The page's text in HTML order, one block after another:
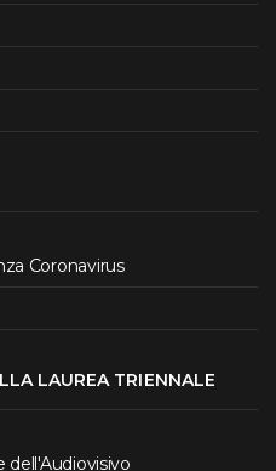
Coronavirus
LAUREA TRIENNALE
dell'Audiovisivo